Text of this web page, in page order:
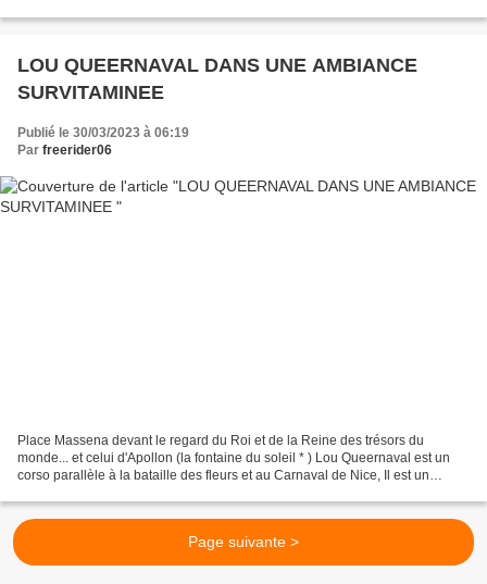
LOU QUEERNAVAL DANS UNE AMBIANCE
SURVITAMINEE
Publié le 30/03/2023 à 06:19
Par freerider06
Place Massena devant le regard du Roi et de la Reine des trésors du
monde... et celui d'Apollon (la fontaine du soleil * ) Lou Queernaval est un
corso parallèle à la bataille des fleurs et au Carnaval de Nice, Il est un
Page suivante >